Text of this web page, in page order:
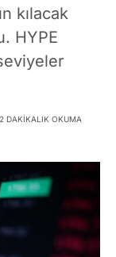
kılacak
HYPE
2 DAKIKALIK OKUMA